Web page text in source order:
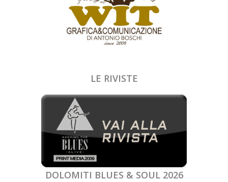
LE RIVISTE
DOLOMITI BLUES & SOUL 2026